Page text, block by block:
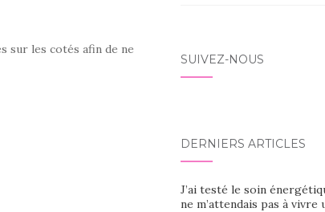
sur les cotés afin de ne
SUIVEZ-NOUS
DERNIERS ARTICLES
J’ai testé le soin
ne m’attendais pas à